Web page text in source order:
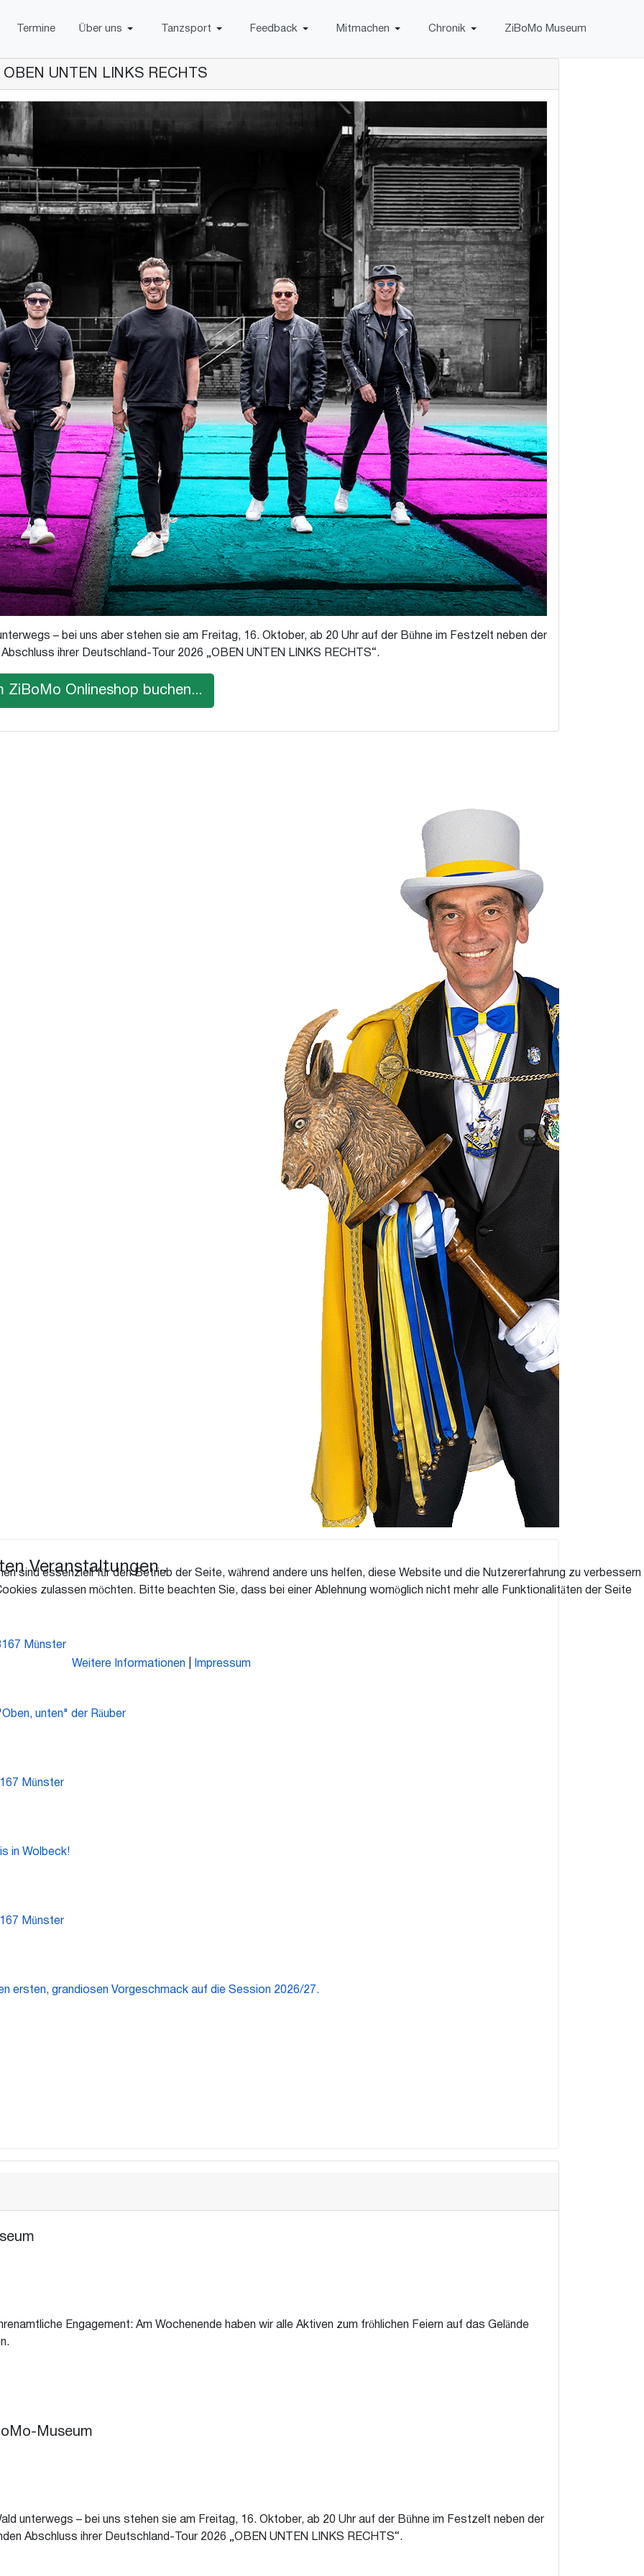
Termine Über uns Tanzsport Feedback Mitmachen Chronik ZiBoMo Museum
UNTEN LINKS RECHTS
– bei uns aber stehen sie am Freitag, 16. Oktober, ab 20 Uhr auf der Bühne im Festzelt neben der
ihrer Deutschland-Tour 2026 „OBEN UNTEN LINKS RECHTS“.
ZiBoMo Onlineshop buchen...
Veranstaltungen..
Münster
unten" der Räuber
Münster
in Wolbeck!
Münster
ersten, grandiosen Vorgeschmack auf die Session 2026/27.
Engagement: Am Wochenende haben wir alle Aktiven zum fröhlichen Feiern auf das Gelände
Museum
unterwegs – bei uns stehen sie am Freitag, 16. Oktober, ab 20 Uhr auf der Bühne im Festzelt neben der
Abschluss ihrer Deutschland-Tour 2026 „OBEN UNTEN LINKS RECHTS“.
sind essenziell für den Betrieb der Seite, während andere uns helfen, diese Website und die Nutzererfahrung zu verbessern
zulassen möchten. Bitte beachten Sie, dass bei einer Ablehnung womöglich nicht mehr alle Funktionalitäten der Seite
Weitere Informationen| Impressum